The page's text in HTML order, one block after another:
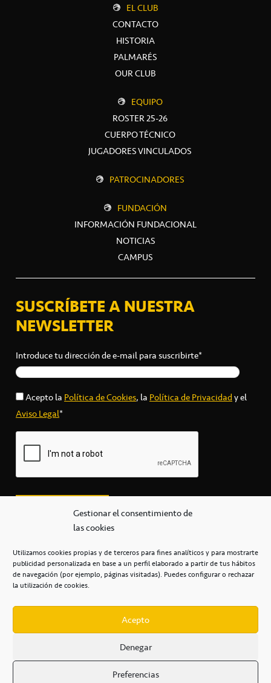
Gestionar el consentimiento de
las cookies
Utilizamos cookies propias y de terceros para fines analíticos y para mostrarte
publicidad personalizada en base a un perfil elaborado a partir de tus hábitos
de navegación (por ejemplo, páginas visitadas). Puedes configurar o rechazar
la utilización de cookies.
Acepto
Denegar
Preferencias
EL CLUB
CONTACTO
HISTORIA
PALMARÉS
OUR CLUB
EQUIPO
ROSTER 25-26
CUERPO TÉCNICO
JUGADORES VINCULADOS
PATROCINADORES
FUNDACIÓN
INFORMACIÓN FUNDACIONAL
NOTICIAS
CAMPUS
SUSCRÍBETE A NUESTRA
NEWSLETTER
Introduce tu dirección de e-mail para suscribirte*
Acepto laPolítica de Cookies, laPolítica de Privacidady el
Aviso Legal*
secretaria@cbcanarias.es
+34 922 253 684
Casa del Deporte / 38108 – La Laguna
POLÍTICA DE PRIVACIDAD / POLÍTICA DE COOKIES /
AVISO LEGAL / CONDICIONES